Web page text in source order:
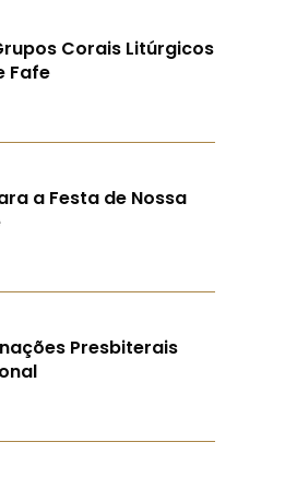
Corais Litúrgicos
Fafe
a Festa de Nossa
Presbiterais